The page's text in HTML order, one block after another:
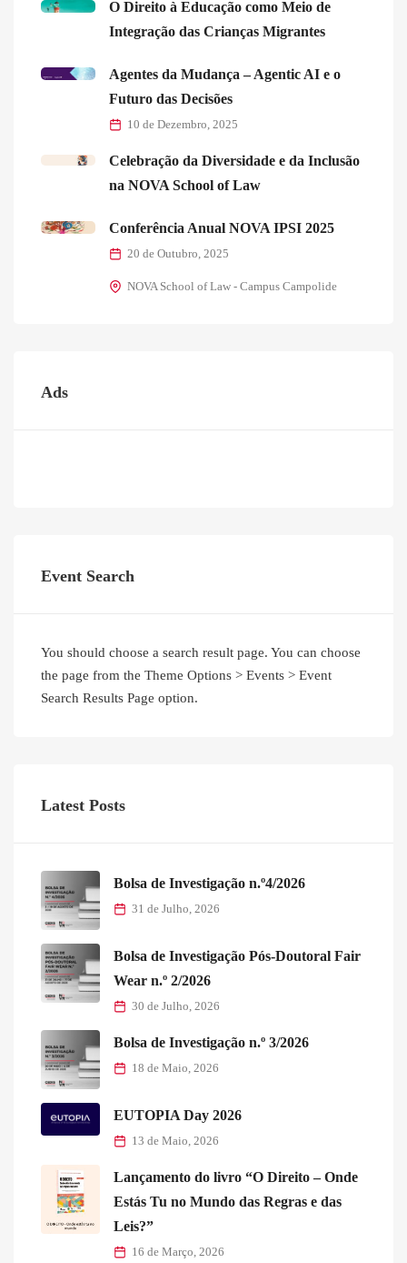
O Direito à Educação como Meio de
Integração das Crianças Migrantes
Agentes da Mudança – Agentic AI e o
Futuro das Decisões
10 de Dezembro, 2025
Celebração da Diversidade e da Inclusão
na NOVA School of Law
Conferência Anual NOVA IPSI 2025
20 de Outubro, 2025
NOVA School of Law - Campus Campolide
Ads
Event Search
You should choose a search result page. You can choose
the page from the Theme Options > Events > Event
Search Results Page option.
Latest Posts
Bolsa de Investigação n.º4/2026
31 de Julho, 2026
Bolsa de Investigação Pós-Doutoral Fair
Wear n.º 2/2026
30 de Julho, 2026
Bolsa de Investigação n.º 3/2026
18 de Maio, 2026
EUTOPIA Day 2026
13 de Maio, 2026
Lançamento do livro “O Direito – Onde
Estás Tu no Mundo das Regras e das
Leis?”
16 de Março, 2026